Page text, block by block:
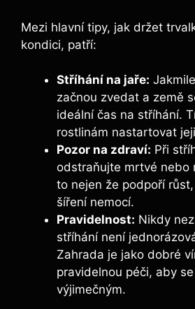
Mezi hlavní tipy, jak držet
kondici, patří:
Stříhání na jaře:
začnou zvedat a země
ideální čas na stříhání.
rostlinám nastartovat
Pozor na zdraví: Při
odstraňujte mrtvé nebo
to nejen že podpoří
šíření nemocí.
Pravidelnost: Nikdy
stříhání není
Zahrada je jako dobré
pravidelnou péči, aby
výjimečným.